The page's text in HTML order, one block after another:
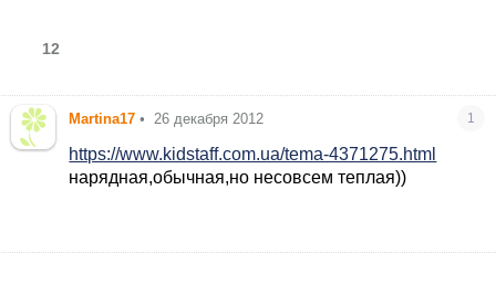
12
Martina17 • 26 декабря 2012 1
https://www.kidstaff.com.ua/tema-4371275.html
нарядная,обычная,но несовсем теплая))